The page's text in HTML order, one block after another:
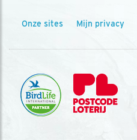
Onze sites Mijn privacy